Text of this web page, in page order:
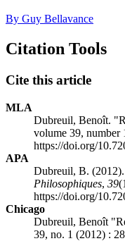
By Guy Bellavance
Citation Tools
Cite this article
MLA
Dubreuil, Benoît.
volume 39, number
https://doi.org/
APA
Dubreuil, B. (2012).
Philosophiques, 39
https://doi.org/
Chicago
Dubreuil, Benoît
39, no. 1 (2012) :